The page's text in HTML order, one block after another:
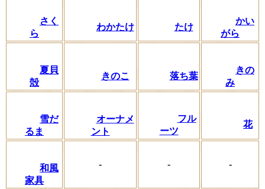
さく
ら
わかたけ たけ
かい
がら
夏貝
殻
きのこ 落ち葉
きの
み
雪だ
るま
オーナメ
ント
フル
ーツ
花
和風
家具
- - -